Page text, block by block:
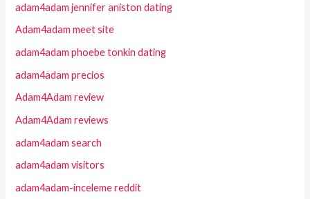
adam4adam jennifer aniston dating
Adam4adam meet site
adam4adam phoebe tonkin dating
adam4adam precios
Adam4Adam review
Adam4Adam reviews
adam4adam search
adam4adam visitors
adam4adam-inceleme reddit